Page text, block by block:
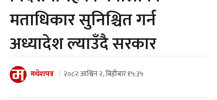
मताधिकार सुनिश्चित गर्न
अध्यादेश ल्याउँदै सरकार
मधेशपत्र २०८२ आश्विन २, बिहीबार १५:३५